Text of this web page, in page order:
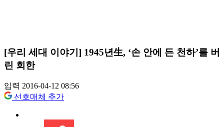
[우리 세대 이야기] 1945년生, ‘손 안에 든 천하’를 버
린 회한
입력 2016-04-12 08:56
선호매체 추가